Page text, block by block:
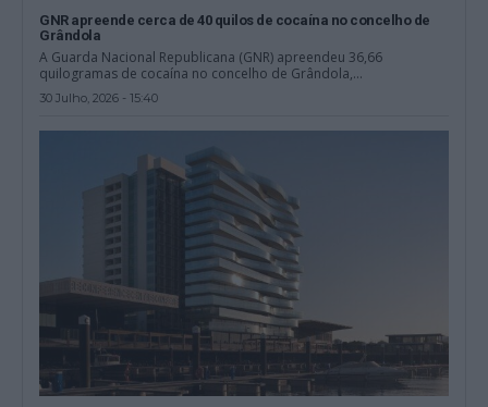
GNR apreende cerca de 40 quilos de cocaína no concelho de
Grândola
A Guarda Nacional Republicana (GNR) apreendeu 36,66
quilogramas de cocaína no concelho de Grândola,...
30 Julho, 2026 - 15:40